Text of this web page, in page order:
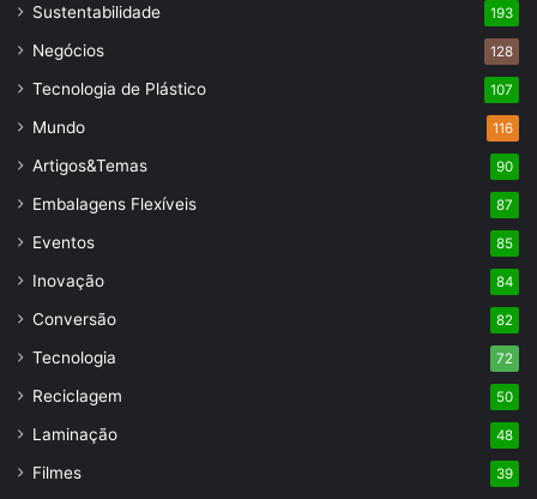
Sustentabilidade 193
Negócios 128
Tecnologia de Plástico 107
Mundo 116
Artigos&Temas 90
Embalagens Flexíveis 87
Eventos 85
Inovação 84
Conversão 82
Tecnologia 72
Reciclagem 50
Laminação 48
Filmes 39